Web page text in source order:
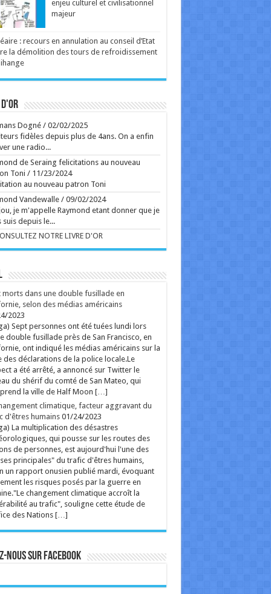
enfants par le prisme du fantastique. À voir
mercredi sur grand écran. ...
à Venise l'année dernière, un drame familial
sur la réaction d'un couple face à
À voir dès ce mercredi sur grand écran.
Ecrit le 06/08 10:39
enjeu culturel et civilisationnel
majeur
: recours en annulation au conseil d’Etat
la démolition des tours de refroidissement
Dogné/ 02/02/2025
fidèles depuis plus de 4ans. On a enfin
une radio...
de Seraing felicitations au nouveau
Toni / 11/23/2024
au nouveau patron Toni
Vandewalle/ 09/02/2024
je m'appelle Raymond etant donner que je
suis depuis le...
NOTRE LIVRE D'OR
morts dans une double fusillade en
selon des médias américains
2023
Sept personnes ont été tuées lundi lors
double fusillade près de San Francisco, en
ont indiqué les médias américains sur la
des déclarations de la police locale.Le
a été arrêté, a annoncé sur Twitter le
du shérif du comté de San Mateo, qui
la ville de Half Moon […]
climatique, facteur aggravant du
d'êtres humains 01/24/2023
La multiplication des désastres
qui pousse sur les routes des
de personnes, est aujourd'hui l'une des
principales" du trafic d'êtres humains,
un rapport onusien publié mardi, évoquant
les risques posés par la guerre en
changement climatique accroît la
au trafic", souligne cette étude de
des Nations […]
nous sur Facebook